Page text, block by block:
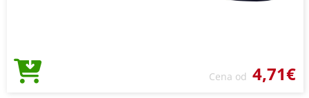
Cena od 4,71€